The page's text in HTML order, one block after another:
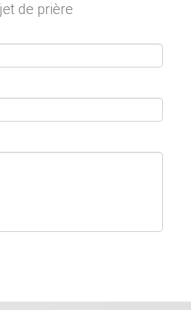
de prière